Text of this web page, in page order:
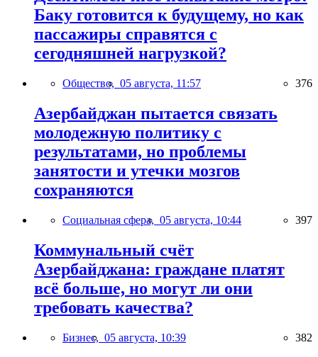
Баку готовится к будущему, но как
пассажиры справятся с
сегодняшней нагрузкой?
Общество, 05 августа, 11:57 376
Азербайджан пытается связать
молодежную политику с
результатами, но проблемы
занятости и утечки мозгов
сохраняются
Социальная сфера, 05 августа, 10:44 397
Коммунальный счёт
Азербайджана: граждане платят
всё больше, но могут ли они
требовать качества?
Бизнес, 05 августа, 10:39 382